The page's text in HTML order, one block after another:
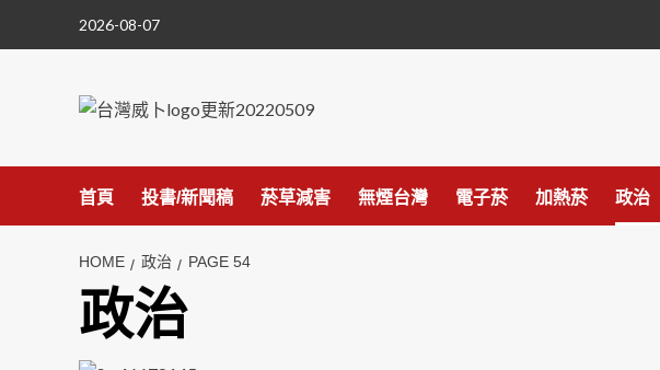
2026-08-07
首頁 投書/新聞稿 菸草減害 無煙台灣 電子菸 加熱菸 政治
HOME 政治 PAGE 54
政治